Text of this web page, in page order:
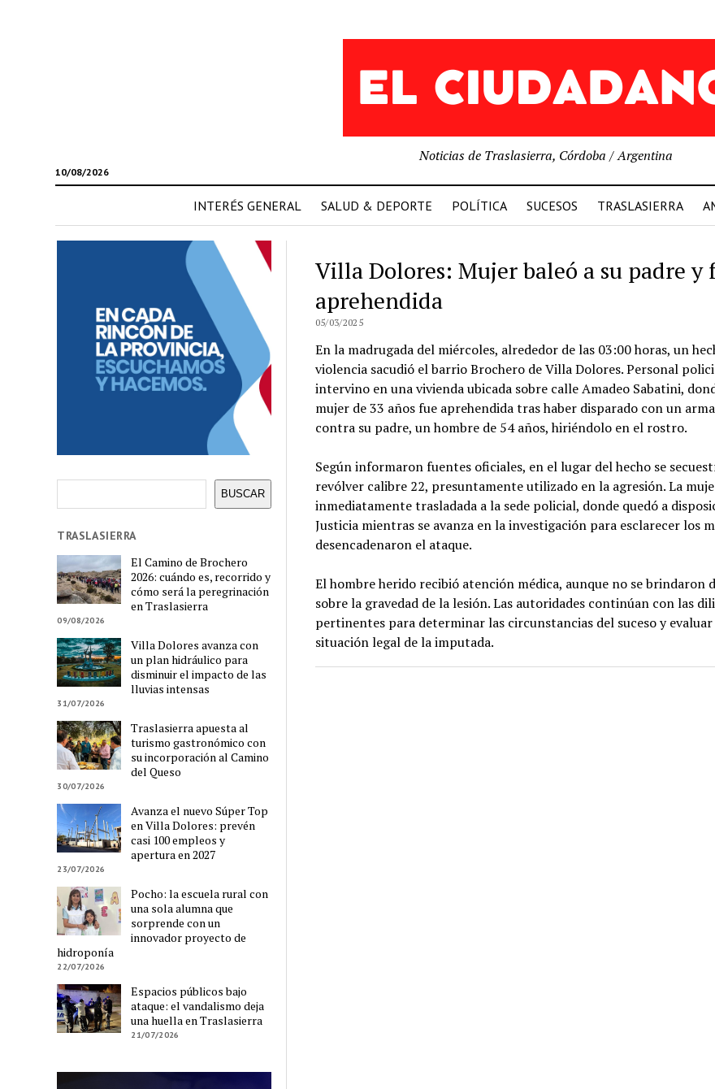
10/08/2026
Noticias de Traslasierra, Córdoba / Argentina
INTERÉS GENERAL SALUD & DEPORTE POLÍTICA SUCESOS TRASLASIERRA
BUSCAR
TRASLASIERRA
El Camino de Brochero
2026: cuándo es, recorrido y
cómo será la peregrinación
en Traslasierra
09/08/2026
Villa Dolores avanza con
un plan hidráulico para
disminuir el impacto de las
lluvias intensas
31/07/2026
Traslasierra apuesta al
turismo gastronómico con
su incorporación al Camino
del Queso
30/07/2026
Avanza el nuevo Súper Top
en Villa Dolores: prevén
casi 100 empleos y
apertura en 2027
23/07/2026
Pocho: la escuela rural con
una sola alumna que
sorprende con un
innovador proyecto de
hidroponía
22/07/2026
Espacios públicos bajo
ataque: el vandalismo deja
una huella en Traslasierra
21/07/2026
Villa Dolores: Mujer baleó a su padre y
aprehendida
05/03/2025
En la madrugada del miércoles, alrededor de las 03:00 horas, un
violencia sacudió el barrio Brochero de Villa Dolores. Personal
intervino en una vivienda ubicada sobre calle Amadeo Sabatini,
mujer de 33 años fue aprehendida tras haber disparado con un
contra su padre, un hombre de 54 años, hiriéndolo en el rostro.
Según informaron fuentes oficiales, en el lugar del hecho se
revólver calibre 22, presuntamente utilizado en la agresión. La
inmediatamente trasladada a la sede policial, donde quedó a
Justicia mientras se avanza en la investigación para esclarecer los
desencadenaron el ataque.
El hombre herido recibió atención médica, aunque no se brindaron
sobre la gravedad de la lesión. Las autoridades continúan con las
pertinentes para determinar las circunstancias del suceso y
situación legal de la imputada.